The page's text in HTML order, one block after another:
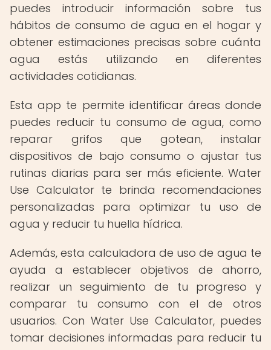
puedes introducir información sobre tus
hábitos de consumo de agua en el hogar y
obtener estimaciones precisas sobre cuánta
agua estás utilizando en diferentes
actividades cotidianas.
Esta app te permite identificar áreas donde
puedes reducir tu consumo de agua, como
reparar grifos que gotean, instalar
dispositivos de bajo consumo o ajustar tus
rutinas diarias para ser más eficiente. Water
Use Calculator te brinda recomendaciones
personalizadas para optimizar tu uso de
agua y reducir tu huella hídrica.
Además, esta calculadora de uso de agua te
ayuda a establecer objetivos de ahorro,
realizar un seguimiento de tu progreso y
comparar tu consumo con el de otros
usuarios. Con Water Use Calculator, puedes
tomar decisiones informadas para reducir tu